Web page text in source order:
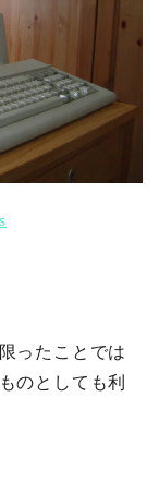
ったことでは
のとしても利